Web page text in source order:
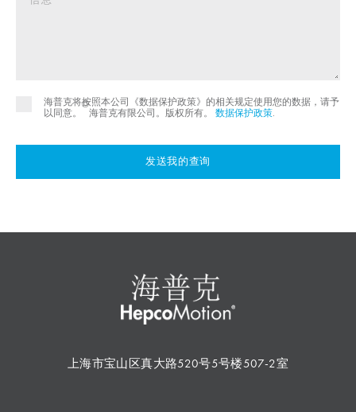
海普克将按照本公司《数据保护政策》的相关规定使用您的数据，请予
以同意。
©
海普克有限公司。版权所有。 数据保护政策.
发送我的查询
上海市宝山区真大路520号5号楼507-2室